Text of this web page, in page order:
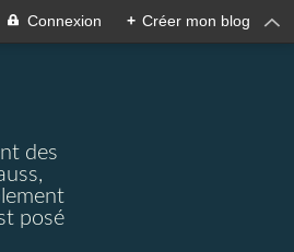
Connexion + Créer mon blog
des
posé